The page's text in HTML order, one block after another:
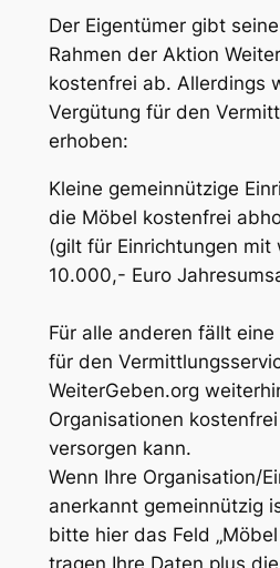
Der Eigentümer gibt
Rahmen der Aktion
kostenfrei ab. Allerdings
Vergütung für den
erhoben:
Kleine gemeinnützige
die Möbel kostenfrei
(gilt für Einrichtungen mit
10.000,- Euro
Für alle anderen fällt
für den
WeiterGeben.org
Organisationen
versorgen kann.
Wenn Ihre Organisation/
anerkannt gemeinnützig
bitte hier das Feld
tragen Ihre Daten plus